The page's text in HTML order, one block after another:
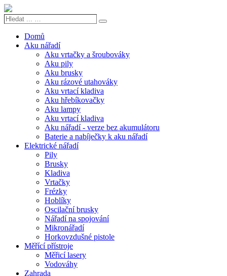
Hledat
Search
Domů
Aku nářadí
Aku vrtačky a šroubováky
Aku pily
Aku brusky
Aku rázové utahováky
Aku vrtací kladiva
Aku hřebíkovačky
Aku lampy
Aku vrtací kladiva
Aku nářadí - verze bez akumulátoru
Baterie a nabíječky k aku nářadí
Elektrické nářadí
Pily
Brusky
Kladiva
Vrtačky
Frézky
Hoblíky
Oscilační brusky
Nářadí na spojování
Mikronářadí
Horkovzdušné pistole
Měřící přístroje
Měřicí lasery
Vodováhy
Zahrada